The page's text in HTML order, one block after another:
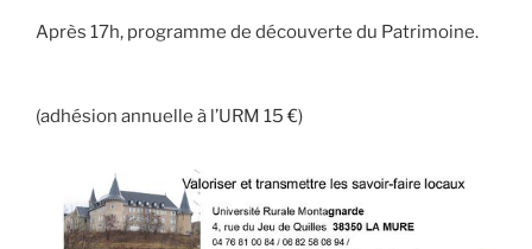
Après 17h, programme de découverte du Patrimoine.
(adhésion annuelle à l’URM 15 €)